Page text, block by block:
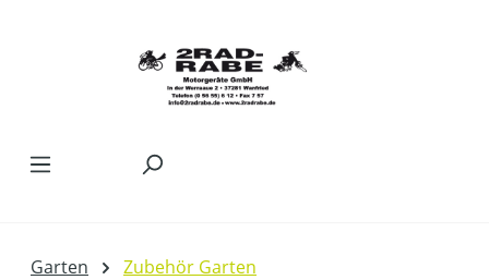
Garten Zubehör Garten